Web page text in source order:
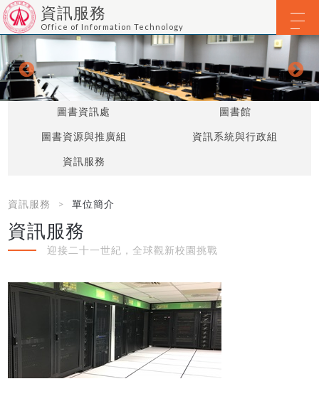
資訊服務
Office of Information Technology
圖書資訊處 圖書館
圖書資源與推廣組 資訊系統與行政組
資訊服務
資訊服務 單位簡介
資訊服務
迎接二十一世紀，全球觀新校園挑戰